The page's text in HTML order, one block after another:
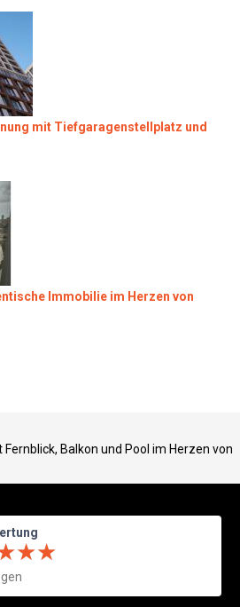
mit Tiefgaragenstellplatz und
Immobilie im Herzen von
Balkon und Pool im Herzen von
★★
★★